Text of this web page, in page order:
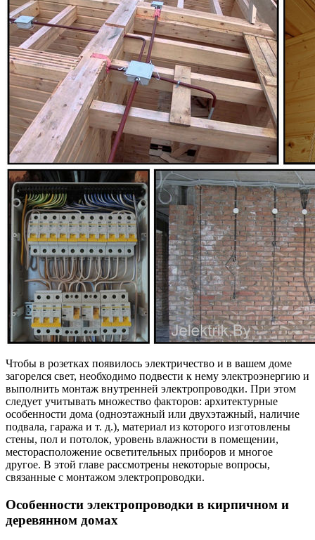
Чтобы в розетках появилось электричество и в вашем доме
загорелся свет, необходимо подвести к нему электроэнергию и
выполнить монтаж внутренней электропроводки. При этом
следует учитывать множество факторов: архитектурные
особенности дома (одноэтажный или двухэтажный, наличие
подвала, гаража и т. д.), материал из которого изготовлены
стены, пол и потолок, уровень влажности в помещении,
месторасположение осветительных приборов и многое
другое. В этой главе рассмотрены некоторые вопросы,
связанные с монтажом электропроводки.
Особенности электропроводки в кирпичном и
деревянном домах